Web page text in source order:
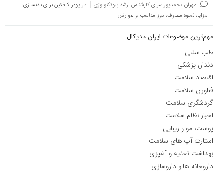
مهران محمدپور سرای کارشناس ارشد بیوتکنولوژی در پودر کافئین برای بدنسازی؛
مزایا، نحوه مصرف، دوز مناسب و عوارض
مهم‌ترین موضوعات ایران مدیکال
طب سنتی
دندان پزشکی
اقتصاد سلامت
فناوری سلامت
گردشگری سلامت
اخبار نظام سلامت
پوست، مو و زیبایی
استارت آپ های سلامت
بهداشت تغذیه و آشپزی
داروخانه ها و داروسازی